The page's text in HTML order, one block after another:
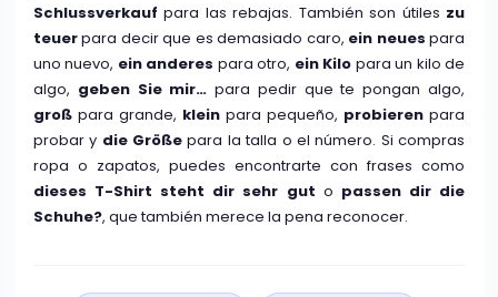
Schlussverkauf para las rebajas. También son útiles zu
teuerpara decir que es demasiado caro, ein neues para
uno nuevo, ein anderes para otro, ein Kilo para un kilo de
algo, geben Sie mir… para pedir que te pongan algo,
groß para grande, klein para pequeño, probieren para
probar y die Größe para la talla o el número. Si compras
ropa o zapatos, puedes encontrarte con frases como
dieses T-Shirt steht dir sehr gut o passen dir die
Schuhe?, que también merece la pena reconocer.